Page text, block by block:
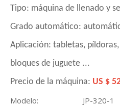
Tipo: máquina de llenado y
Grado automático:
Aplicación: tabletas,
bloques de juguete ...
Precio de la máquina: US $
Modelo:
JP-320-1